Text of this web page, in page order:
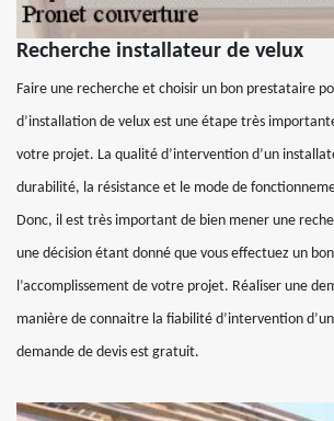
Recherche installateur de velux
Faire une recherche et choisir un bon prestataire
d’installation de velux est une étape très
votre projet. La qualité d’intervention d’un
durabilité, la résistance et le mode de
Donc, il est très important de bien mener une
une décision étant donné que vous effectuez un
l’accomplissement de votre projet. Réaliser une
manière de connaitre la fiabilité d’intervention
demande de devis est gratuit.